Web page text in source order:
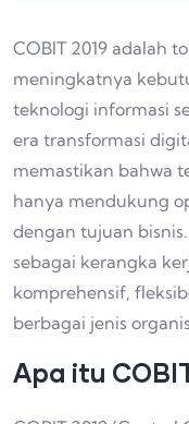
COBIT 2019 adalah
meningkatnya
teknologi informasi
era transformasi
memastikan bahwa
hanya mendukung
dengan tujuan
sebagai kerangka
komprehensif,
berbagai jenis
Apa itu